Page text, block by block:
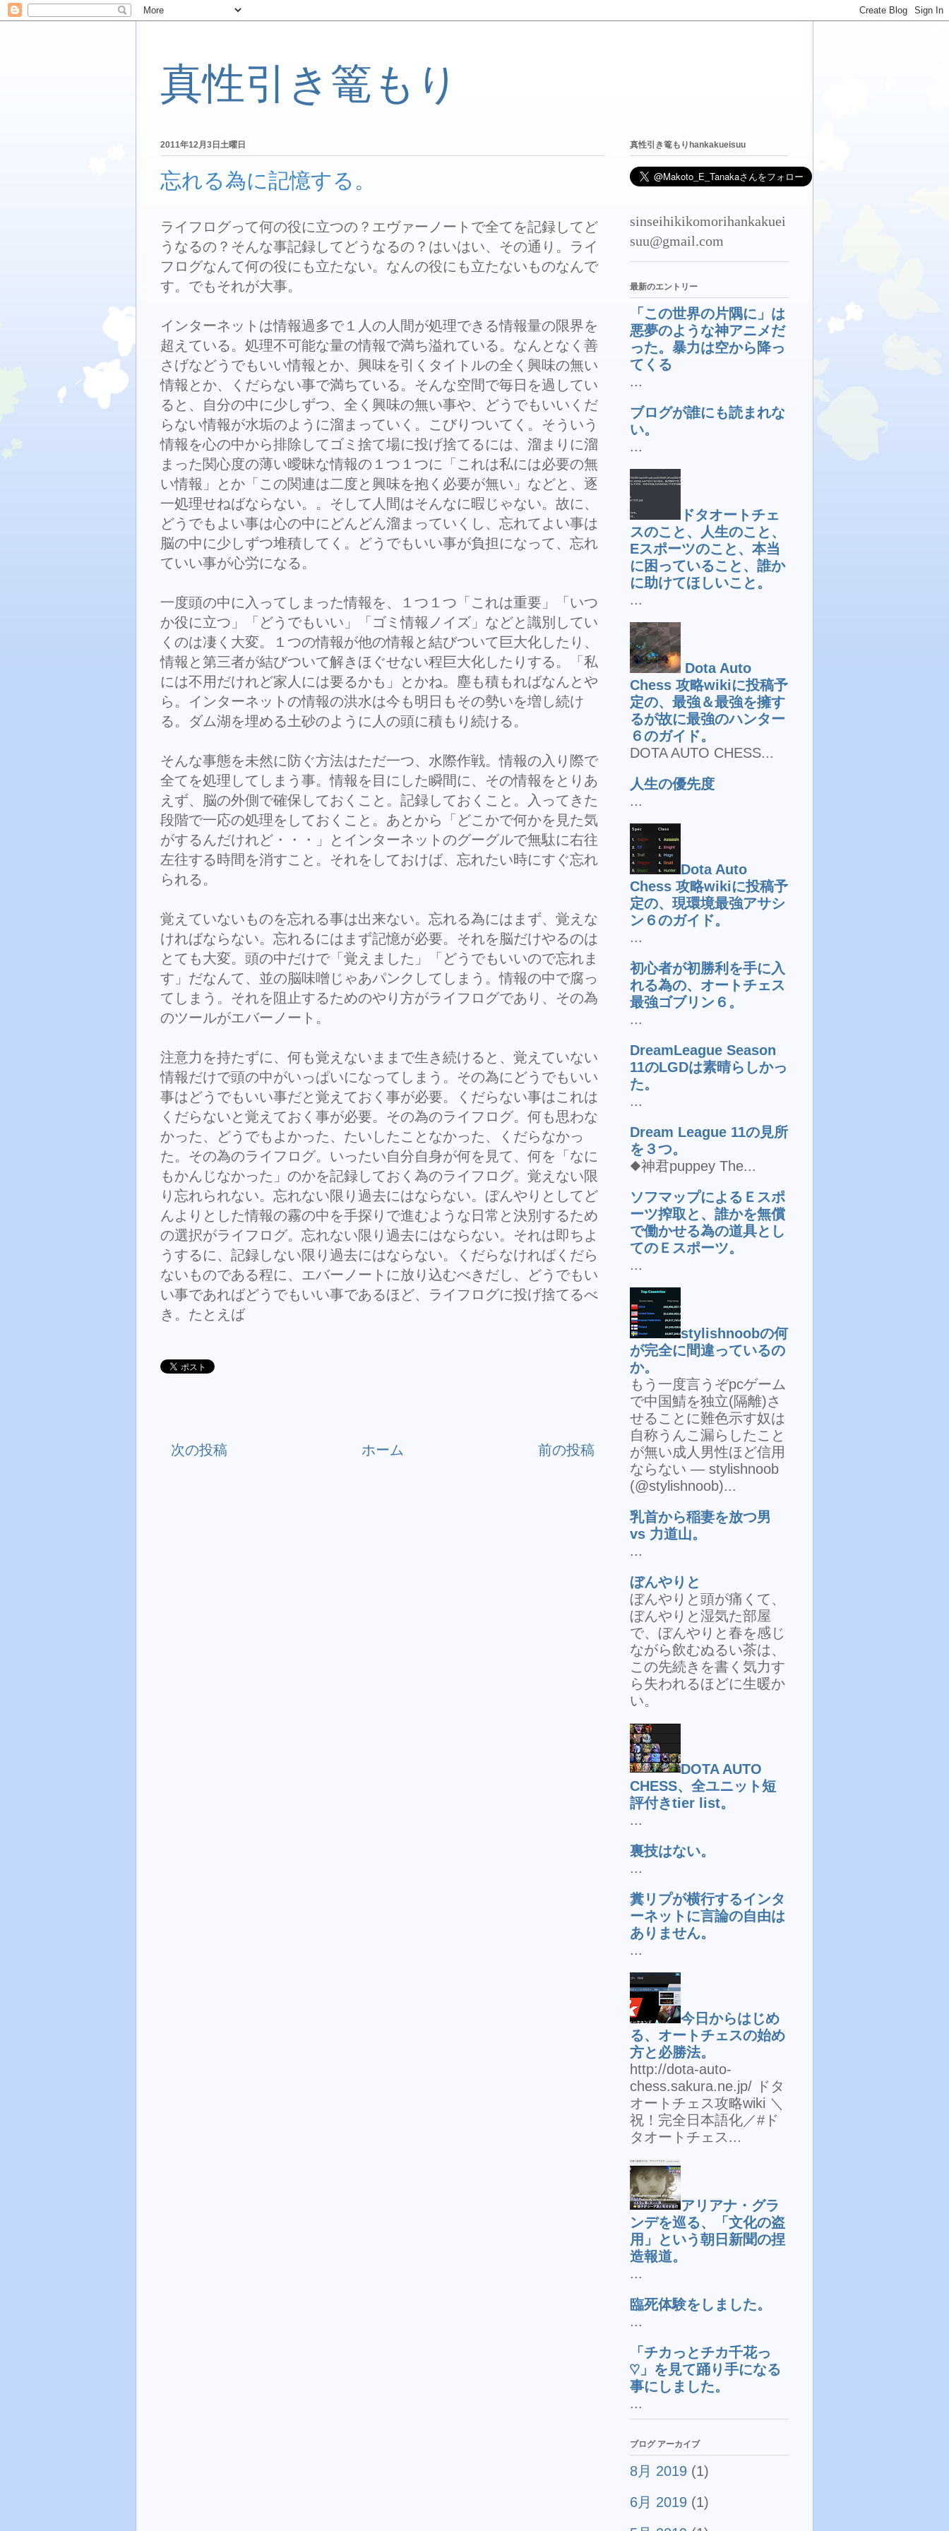
真性引き篭もり
2011年12月3日土曜日
忘れる為に記憶する。
ライフログって何の役に立つの？エヴァーノートで全てを記録してど
うなるの？そんな事記録してどうなるの？はいはい、その通り。ライ
フログなんて何の役にも立たない。なんの役にも立たないものなんで
す。でもそれが大事。
インターネットは情報過多で１人の人間が処理できる情報量の限界を
超えている。処理不可能な量の情報で満ち溢れている。なんとなく善
さげなどうでもいい情報とか、興味を引くタイトルの全く興味の無い
情報とか、くだらない事で満ちている。そんな空間で毎日を過してい
ると、自分の中に少しずつ、全く興味の無い事や、どうでもいいくだ
らない情報が水垢のように溜まっていく。こびりついてく。そういう
情報を心の中から排除してゴミ捨て場に投げ捨てるには、溜まりに溜
まった関心度の薄い曖昧な情報の１つ１つに「これは私には必要の無
い情報」とか「この関連は二度と興味を抱く必要が無い」などと、逐
一処理せねばならない。。そして人間はそんなに暇じゃない。故に、
どうでもよい事は心の中にどんどん溜まっていくし、忘れてよい事は
脳の中に少しずつ堆積してく。どうでもいい事が負担になって、忘れ
ていい事が心労になる。
一度頭の中に入ってしまった情報を、１つ１つ「これは重要」「いつ
か役に立つ」「どうでもいい」「ゴミ情報ノイズ」などと識別してい
くのは凄く大変。１つの情報が他の情報と結びついて巨大化したり、
情報と第三者が結びついて解きほぐせない程巨大化したりする。「私
には不用だけれど家人には要るかも」とかね。塵も積もればなんとや
ら。インターネットの情報の洪水は今も明日もその勢いを増し続け
る。ダム湖を埋める土砂のように人の頭に積もり続ける。
そんな事態を未然に防ぐ方法はただ一つ、水際作戦。情報の入り際で
全てを処理してしまう事。情報を目にした瞬間に、その情報をとりあ
えず、脳の外側で確保しておくこと。記録しておくこと。入ってきた
段階で一応の処理をしておくこと。あとから「どこかで何かを見た気
がするんだけれど・・・」とインターネットのグーグルで無駄に右往
左往する時間を消すこと。それをしておけば、忘れたい時にすぐ忘れ
られる。
覚えていないものを忘れる事は出来ない。忘れる為にはまず、覚えな
ければならない。忘れるにはまず記憶が必要。それを脳だけやるのは
とても大変。頭の中だけで「覚えました」「どうでもいいので忘れま
す」だなんて、並の脳味噌じゃあパンクしてしまう。情報の中で腐っ
てしまう。それを阻止するためのやり方がライフログであり、その為
のツールがエバーノート。
注意力を持たずに、何も覚えないままで生き続けると、覚えていない
情報だけで頭の中がいっぱいになってしまう。その為にどうでもいい
事はどうでもいい事だと覚えておく事が必要。くだらない事はこれは
くだらないと覚えておく事が必要。その為のライフログ。何も思わな
かった、どうでもよかった、たいしたことなかった、くだらなかっ
た。その為のライフログ。いったい自分自身が何を見て、何を「なに
もかんじなかった」のかを記録しておく為のライフログ。覚えない限
り忘れられない。忘れない限り過去にはならない。ぼんやりとしてど
んよりとした情報の霧の中を手探りで進むような日常と決別するため
の選択がライフログ。忘れない限り過去にはならない。それは即ちよ
うするに、記録しない限り過去にはならない。くだらなければくだら
ないものである程に、エバーノートに放り込むべきだし、どうでもい
い事であればどうでもいい事であるほど、ライフログに投げ捨てるべ
き。たとえば
次の投稿 前の投稿
ホーム
真性引き篭もりhankakueisuu
sinseihikikomorihankakuei
suu@gmail.com
最新のエントリー
「この世界の片隅に」は
悪夢のような神アニメだ
った。暴力は空から降っ
てくる
...
ブログが誰にも読まれな
い。
...
ドタオートチェ
スのこと、人生のこと、
Eスポーツのこと、本当
に困っていること、誰か
に助けてほしいこと。
...
Dota Auto
Chess 攻略wikiに投稿予
定の、最強＆最強を擁す
るが故に最強のハンター
６のガイド。
DOTA AUTO CHESS...
人生の優先度
...
Dota Auto
Chess 攻略wikiに投稿予
定の、現環境最強アサシ
ン６のガイド。
...
初心者が初勝利を手に入
れる為の、オートチェス
最強ゴブリン６。
...
DreamLeague Season
11のLGDは素晴らしかっ
た。
...
Dream League 11の見所
を３つ。
◆神君puppey The...
ソフマップによるＥスポ
ーツ搾取と、誰かを無償
で働かせる為の道具とし
てのＥスポーツ。
...
stylishnoobの何
が完全に間違っているの
か。
もう一度言うぞpcゲーム
で中国鯖を独立(隔離)さ
せることに難色示す奴は
自称うんこ漏らしたこと
が無い成人男性ほど信用
ならない — stylishnoob
(@stylishnoob)...
乳首から稲妻を放つ男
vs 力道山。
...
ぼんやりと
ぼんやりと頭が痛くて、
ぼんやりと湿気た部屋
で、ぼんやりと春を感じ
ながら飲むぬるい茶は、
この先続きを書く気力す
ら失われるほどに生暖か
い。
DOTA AUTO
CHESS、全ユニット短
評付きtier list。
...
裏技はない。
...
糞リプが横行するインタ
ーネットに言論の自由は
ありません。
...
今日からはじめ
る、オートチェスの始め
方と必勝法。
http://dota-auto-
chess.sakura.ne.jp/ ドタ
オートチェス攻略wiki ＼
祝！完全日本語化／#ド
タオートチェス...
アリアナ・グラ
ンデを巡る、「文化の盗
用」という朝日新聞の捏
造報道。
...
臨死体験をしました。
...
「チカっとチカ千花っ
♡」を見て踊り手になる
事にしました。
...
ブログ アーカイブ
8月 2019 (1)
6月 2019 (1)